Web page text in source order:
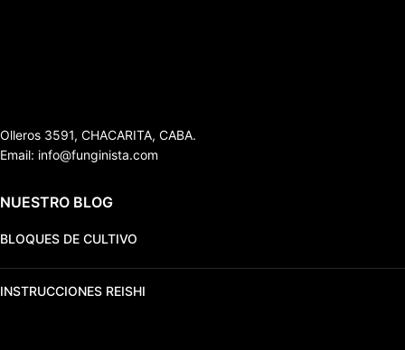
Olleros 3591, CHACARITA, CABA.
Email: info@funginista.com
NUESTRO BLOG
BLOQUES DE CULTIVO
INSTRUCCIONES REISHI